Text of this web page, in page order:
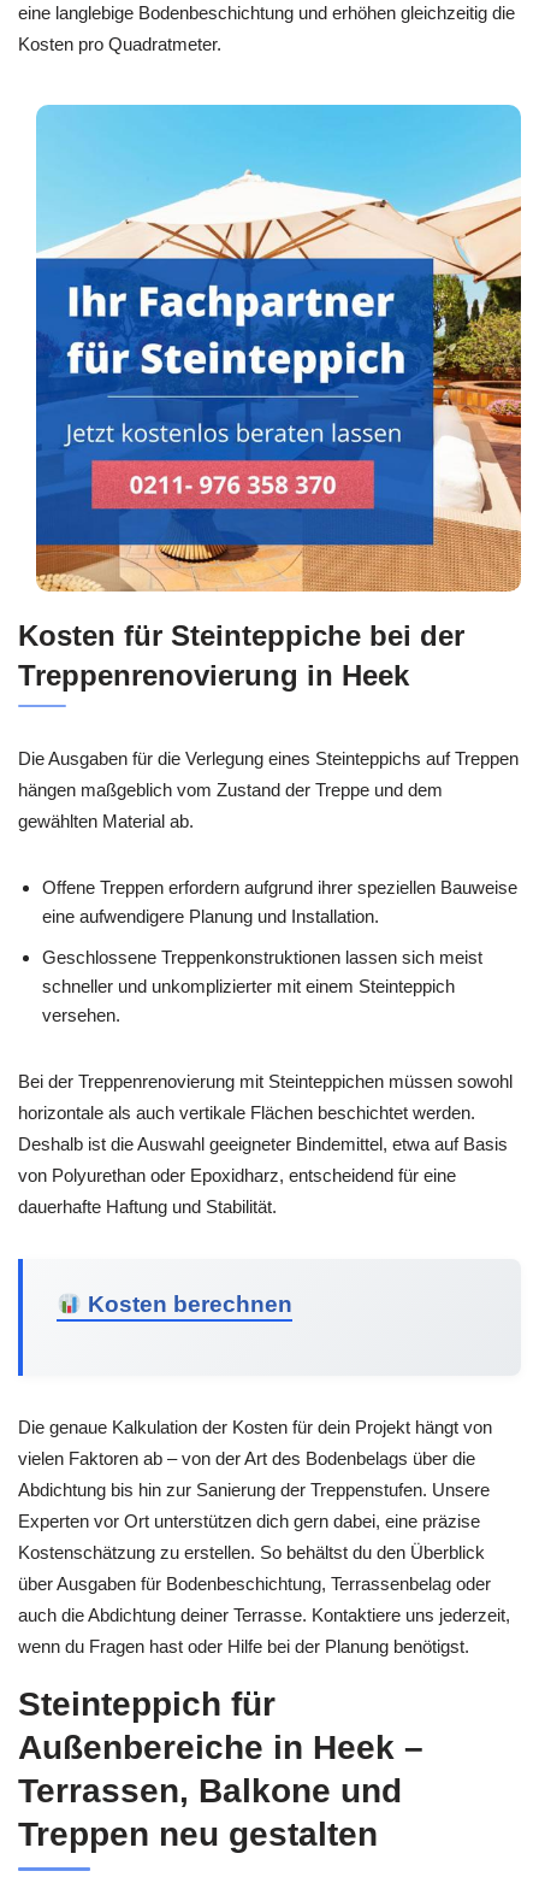
eine langlebige Bodenbeschichtung und erhöhen gleichzeitig die
Kosten pro Quadratmeter.
Kosten für Steinteppiche bei der
Treppenrenovierung in Heek
Die Ausgaben für die Verlegung eines Steinteppichs auf Treppen
hängen maßgeblich vom Zustand der Treppe und dem
gewählten Material ab.
Offene Treppen erfordern aufgrund ihrer speziellen Bauweise
eine aufwendigere Planung und Installation.
Geschlossene Treppenkonstruktionen lassen sich meist
schneller und unkomplizierter mit einem Steinteppich
versehen.
Bei der Treppenrenovierung mit Steinteppichen müssen sowohl
horizontale als auch vertikale Flächen beschichtet werden.
Deshalb ist die Auswahl geeigneter Bindemittel, etwa auf Basis
von Polyurethan oder Epoxidharz, entscheidend für eine
dauerhafte Haftung und Stabilität.
Kosten berechnen
Die genaue Kalkulation der Kosten für dein Projekt hängt von
vielen Faktoren ab – von der Art des Bodenbelags über die
Abdichtung bis hin zur Sanierung der Treppenstufen. Unsere
Experten vor Ort unterstützen dich gern dabei, eine präzise
Kostenschätzung zu erstellen. So behältst du den Überblick
über Ausgaben für Bodenbeschichtung, Terrassenbelag oder
auch die Abdichtung deiner Terrasse. Kontaktiere uns jederzeit,
wenn du Fragen hast oder Hilfe bei der Planung benötigst.
Steinteppich für
Außenbereiche in Heek –
Terrassen, Balkone und
Treppen neu gestalten